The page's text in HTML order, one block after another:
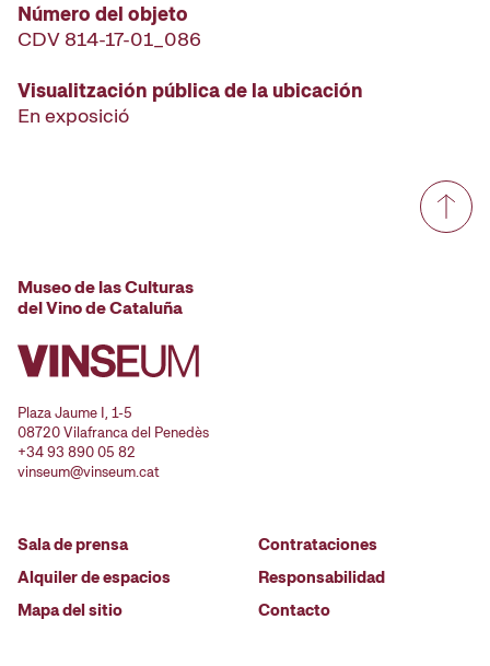
Número del objeto
CDV 814-17-01_086
Visualitzación pública de la ubicación
En exposició
Museo de las Culturas
del Vino de Cataluña
Plaza Jaume I, 1-5
08720 Vilafranca del Penedès
+34 93 890 05 82
vinseum@vinseum.cat
Sala de prensa
Alquiler de espacios
Mapa del sitio
Contrataciones
Responsabilidad
Contacto